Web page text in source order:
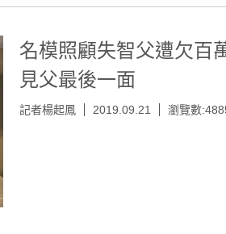
名模照顧失智父遭欠
見父最後一面
記者楊起鳳 2019.09.21 瀏覽數